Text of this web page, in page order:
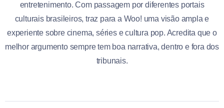
entretenimento. Com passagem por diferentes portais
culturais brasileiros, traz para a Woo! uma visão ampla e
experiente sobre cinema, séries e cultura pop. Acredita que o
melhor argumento sempre tem boa narrativa, dentro e fora dos
tribunais.